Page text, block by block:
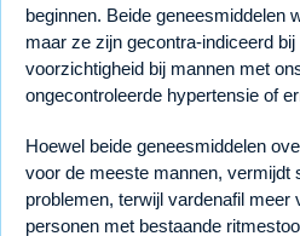
beginnen. Beide geneesmiddelen
maar ze zijn gecontra-indiceerd
voorzichtigheid bij mannen met
ongecontroleerde hypertensie of
Hoewel beide geneesmiddelen
voor de meeste mannen, vermijdt
problemen, terwijl vardenafil meer
personen met bestaande